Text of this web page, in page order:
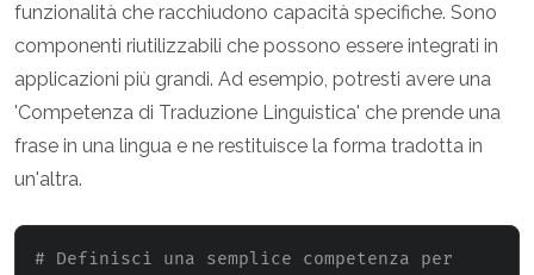
funzionalità che racchiudono capacità specifiche. Sono
componenti riutilizzabili che possono essere integrati in
applicazioni più grandi. Ad esempio, potresti avere una
'Competenza di Traduzione Linguistica' che prende una
frase in una lingua e ne restituisce la forma tradotta in
un'altra.
# Definisci una semplice competenza per